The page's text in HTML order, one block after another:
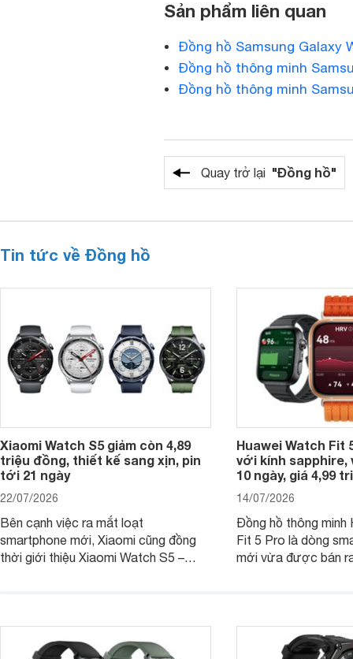
Sản phẩm liên quan
Đồng hồ Samsung Galaxy
Đồng hồ thông minh
Đồng hồ thông minh
Quay trở lại "Đồng hồ"
Tin tức về Đồng hồ
Xiaomi Watch S5 giảm còn 4,89
triệu đồng, thiết kế sang xịn, pin
tới 21 ngày
22/07/2026
Bên cạnh việc ra mắt loạt
smartphone mới, Xiaomi cũng đồng
thời giới thiệu Xiaomi Watch S5 –
Huawei Watch Fit
với kính sapphire,
10 ngày, giá 4,99
14/07/2026
Đồng hồ thông minh
Fit 5 Pro là dòng
mới vừa được bán
năng hiện đại.